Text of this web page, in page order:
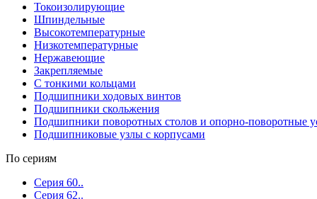
Токоизолирующие
Шпиндельные
Высокотемпературные
Низкотемпературные
Нержавеющие
Закрепляемые
С тонкими кольцами
Подшипники ходовых винтов
Подшипники скольжения
Подшипники поворотных столов и опорно-поворотные
Подшипниковые узлы с корпусами
По сериям
Серия 60..
Серия 62..